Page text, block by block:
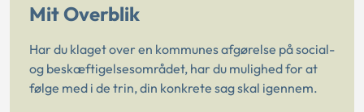
Mit Overblik
Har du klaget over en kommunes afgørelse på social-
og beskæftigelsesområdet, har du mulighed for at
følge med i de trin, din konkrete sag skal igennem.